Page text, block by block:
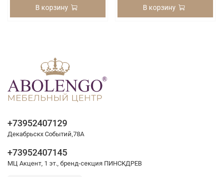
В корзину В корзину
+73952407129
Декабрьскх Событий,78А
+73952407145
МЦ Акцент, 1 эт., бренд-секция ПИНСКДРЕВ